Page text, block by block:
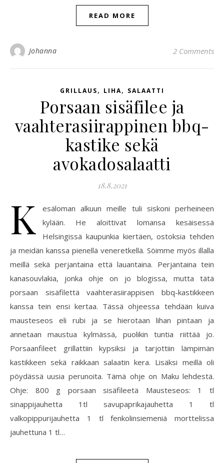
READ MORE
Johanna 2 Comments
GRILLAUS, LIHA, SALAATTI
Porsaan sisäfilee ja
vaahterasiirappinen bbq-
kastike sekä
avokadosalaatti
18.8.2021
K
esäloman alkuun meille tuli siskoni perheineen
kylään. He aloittivat lomansa kesäisessä
Helsingissä kaupunkia kiertäen, ostoksia tehden
ja meidän kanssa pienellä veneretkellä. Söimme myös illalla
meillä sekä perjantaina että lauantaina. Perjantaina tein
kanasouvlakia, jonka ohje on jo blogissa, mutta tätä
porsaan sisäfilettä vaahterasiirappisen bbq-kastikkeen
kanssa tein ensi kertaa. Tässä ohjeessa tehdään kuiva
mausteseos eli rubi ja se hierotaan lihan pintaan ja
annetaan maustua kylmässä, puolikin tuntia riittää jo.
Porsaanfileet grillattiin kypsiksi ja tarjottiin lämpimän
kastikkeen sekä raikkaan salaatin kera. Lisäksi meillä oli
pöydässä uusia perunoita. Tämä ohje on Maku lehdestä.
Ohje: 800 g porsaan sisäfileetä Mausteseos: 1 tl
sinappijauhetta 1tl savupaprikajauhetta 1 tl
valkopippurijauhetta 1 tl fenkolinsiemeniä morttelissa
jauhettuna 1 tl…